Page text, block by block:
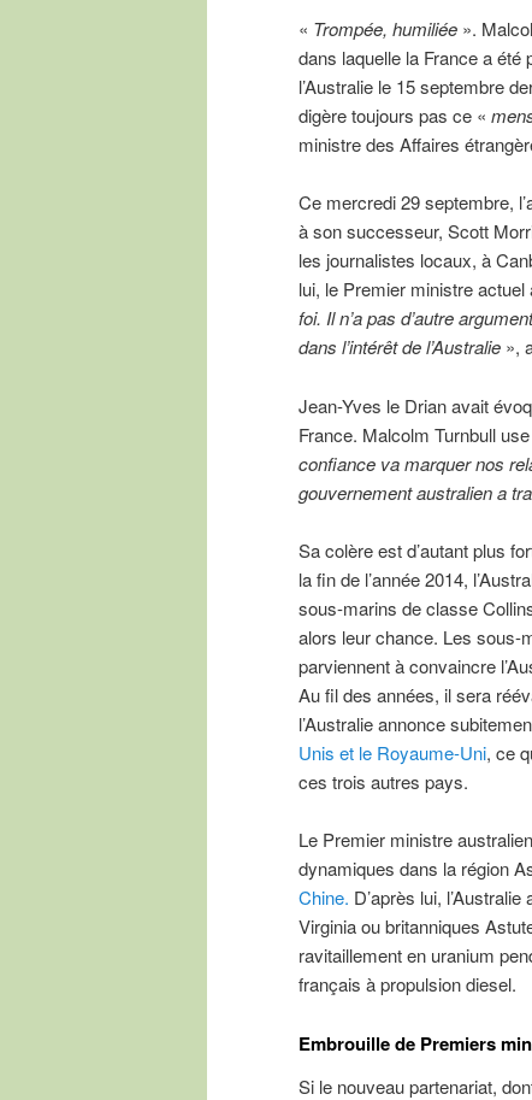
« Trompée, humiliée ».
dans laquelle la France a
l’Australie le 15 septembre
digère toujours pas ce «
ministre des Affaires
Ce mercredi 29 septembre,
à son successeur, Scott
les journalistes locaux, à
lui, le Premier ministre actuel
foi. Il n’a pas d’autre
dans l’intérêt de l’Australie »,
Jean-Yves le Drian avait
France. Malcolm Turnbull
confiance va marquer nos
gouvernement australien a
Sa colère est d’autant plus
la fin de l’année 2014,
sous-marins de classe
alors leur chance. Les sous-
parviennent à convaincre
Au fil des années, il sera
l’Australie annonce
Unis et le Royaume-Uni, ce
ces trois autres pays.
Le Premier ministre
dynamiques dans la région
Chine. D’après lui,
Virginia ou britanniques
ravitaillement en uranium
français à propulsion diesel.
Embrouille de Premiers
Si le nouveau partenariat,